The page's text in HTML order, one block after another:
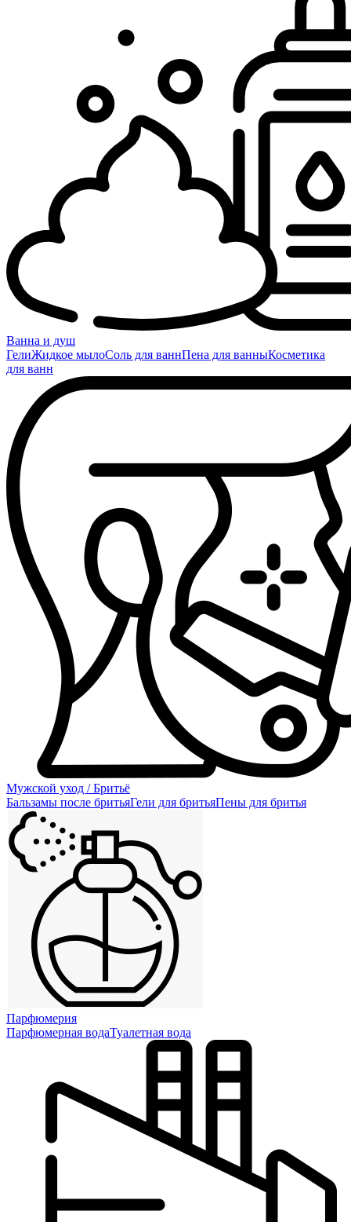
Ванна и душ
ГелиЖидкое мылоСоль для ваннПена для ванныКосметика
для ванн
Мужской уход / Бритьё
Бальзамы после бритьяГели для бритьяПены для бритья
Парфюмерия
Парфюмерная водаТуалетная вода